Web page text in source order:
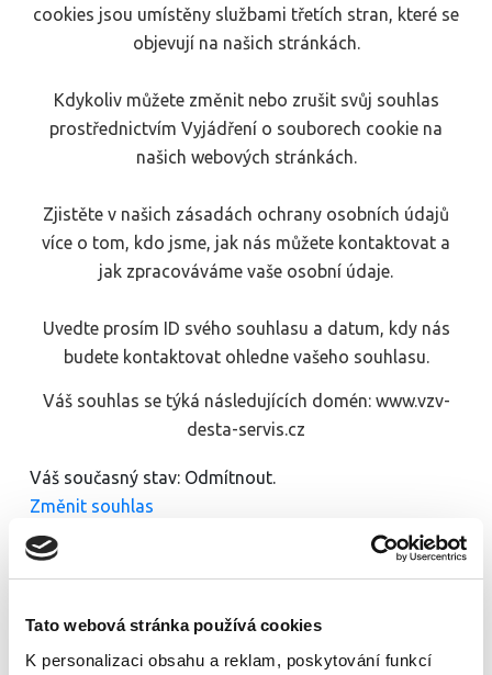
Tato webová stránka používá cookies
K personalizaci obsahu a reklam, poskytování funkcí
cookies jsou umístěny službami třetích stran, které se
objevují na našich stránkách.
Kdykoliv můžete změnit nebo zrušit svůj souhlas
prostřednictvím Vyjádření o souborech cookie na
našich webových stránkách.
Zjistěte v našich zásadách ochrany osobních údajů
více o tom, kdo jsme, jak nás můžete kontaktovat a
jak zpracováváme vaše osobní údaje.
Uvedte prosím ID svého souhlasu a datum, kdy nás
budete kontaktovat ohledne vašeho souhlasu.
Váš souhlas se týká následujících domén: www.vzv-
desta-servis.cz
Váš současný stav: Odmítnout.
Změnit souhlas
Prohlášení o cookies bylo naposledy aktualizováno